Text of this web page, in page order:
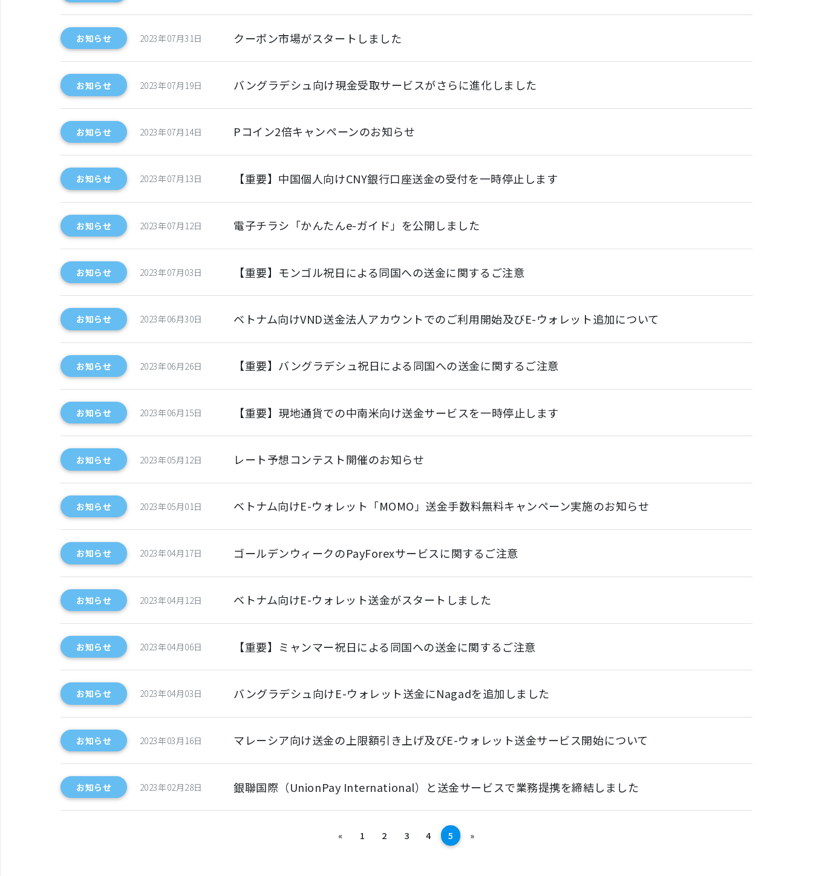
お知らせ 2023年07月31日 クーポン市場がスタートしました
お知らせ 2023年07月19日 バングラデシュ向け現金受取サービスがさらに進化しました
お知らせ 2023年07月14日 Pコイン2倍キャンペーンのお知らせ
お知らせ 2023年07月13日 【重要】中国個人向けCNY銀行口座送金の受付を一時停止します
お知らせ 2023年07月12日 電子チラシ「かんたんe-ガイド」を公開しました
お知らせ 2023年07月03日 【重要】モンゴル祝日による同国への送金に関するご注意
お知らせ 2023年06月30日 ベトナム向けVND送金法人アカウントでのご利用開始及びE-ウォレット追加について
お知らせ 2023年06月26日 【重要】バングラデシュ祝日による同国への送金に関するご注意
お知らせ 2023年06月15日 【重要】現地通貨での中南米向け送金サービスを一時停止します
お知らせ 2023年05月12日 レート予想コンテスト開催のお知らせ
お知らせ 2023年05月01日 ベトナム向けE-ウォレット「MOMO」送金手数料無料キャンペーン実施のお知らせ
お知らせ 2023年04月17日 ゴールデンウィークのPayForexサービスに関するご注意
お知らせ 2023年04月12日 ベトナム向けE-ウォレット送金がスタートしました
お知らせ 2023年04月06日 【重要】ミャンマー祝日による同国への送金に関するご注意
お知らせ 2023年04月03日 バングラデシュ向けE-ウォレット送金にNagadを追加しました
お知らせ 2023年03月16日 マレーシア向け送金の上限額引き上げ及びE-ウォレット送金サービス開始について
お知らせ 2023年02月28日 銀聯国際（UnionPay International）と送金サービスで業務提携を締結しました
«前へ 1 2 3 4 5 »次へ